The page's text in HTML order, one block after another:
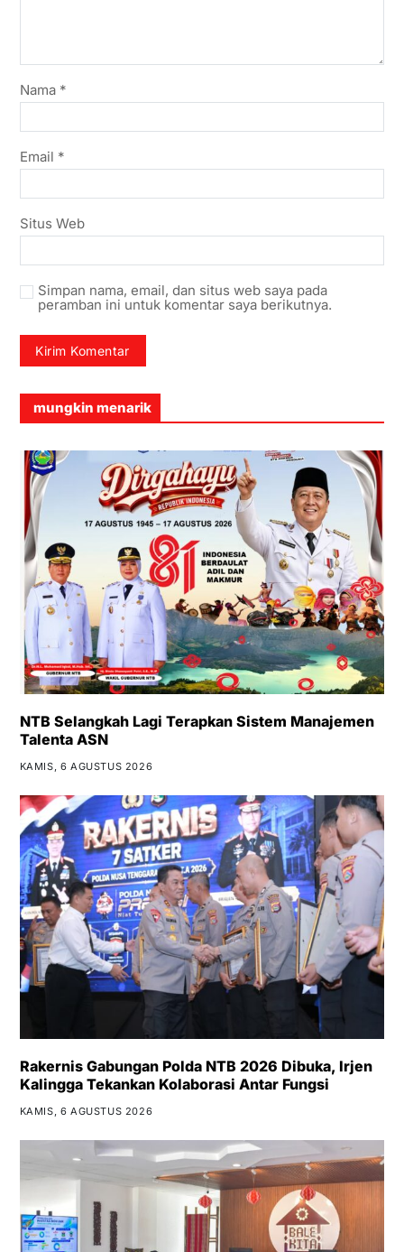
Nama *
Email *
Situs Web
Simpan nama, email, dan situs web saya pada
peramban ini untuk komentar saya berikutnya.
mungkin menarik
NTB Selangkah Lagi Terapkan Sistem Manajemen
Talenta ASN
KAMIS, 6 AGUSTUS 2026
Rakernis Gabungan Polda NTB 2026 Dibuka, Irjen
Kalingga Tekankan Kolaborasi Antar Fungsi
KAMIS, 6 AGUSTUS 2026